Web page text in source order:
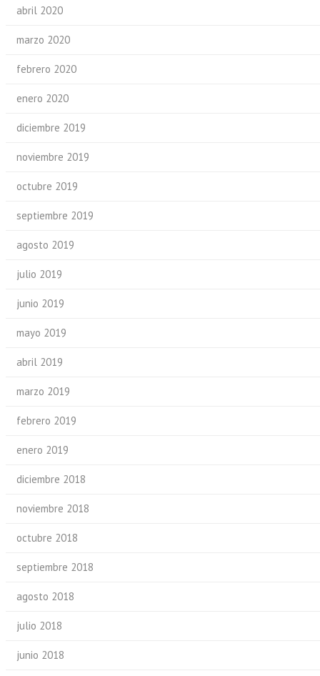
abril 2020
marzo 2020
febrero 2020
enero 2020
diciembre 2019
noviembre 2019
octubre 2019
septiembre 2019
agosto 2019
julio 2019
junio 2019
mayo 2019
abril 2019
marzo 2019
febrero 2019
enero 2019
diciembre 2018
noviembre 2018
octubre 2018
septiembre 2018
agosto 2018
julio 2018
junio 2018